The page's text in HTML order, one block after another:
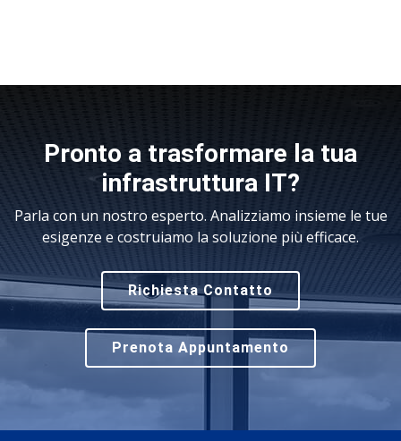
Pronto a trasformare la tua
infrastruttura IT?
Parla con un nostro esperto. Analizziamo insieme le tue
esigenze e costruiamo la soluzione più efficace.
Richiesta Contatto
Prenota Appuntamento